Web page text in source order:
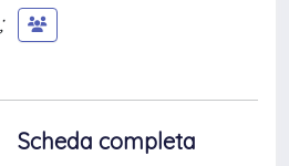
;
Scheda completa